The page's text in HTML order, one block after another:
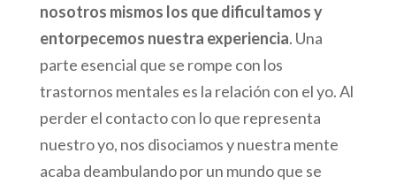
nosotros mismos los que dificultamos y
entorpecemos nuestra experiencia. Una
parte esencial que se rompe con los
trastornos mentales es la relación con el yo. Al
perder el contacto con lo que representa
nuestro yo, nos disociamos y nuestra mente
acaba deambulando por un mundo que se